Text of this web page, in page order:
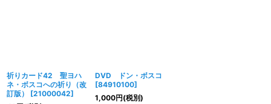
祈りカード42 聖ヨハ
ネ・ボスコへの祈り（改
訂版）
[21000042]
DVD ドン・ボスコ
[84910100]
1,000円(税別)